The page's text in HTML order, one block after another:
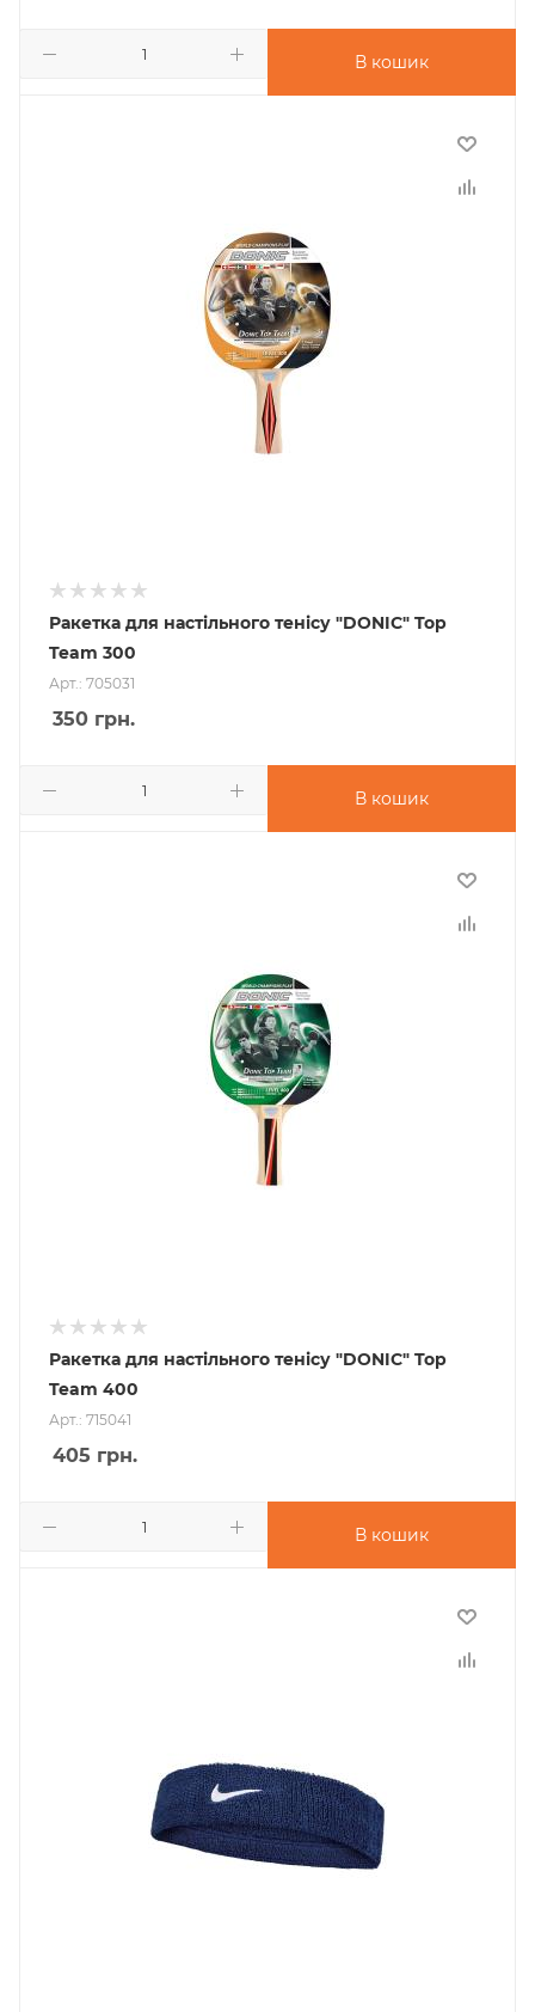
В кошик
Ракетка для настільного тенісу "DONIC" Top
Team 300
Арт.: 705031
350 грн.
В кошик
Ракетка для настільного тенісу "DONIC" Top
Team 400
Арт.: 715041
405 грн.
В кошик